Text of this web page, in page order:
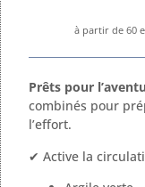
à partir de 60
Prêts pour
combinés pour
l’effort.
✔ Active la